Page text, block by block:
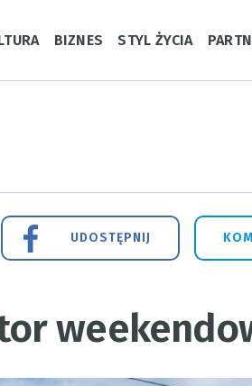
BIZNES STYL ŻYCIA
UDOSTĘPNIJ